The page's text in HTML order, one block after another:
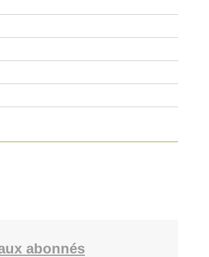
abonnés